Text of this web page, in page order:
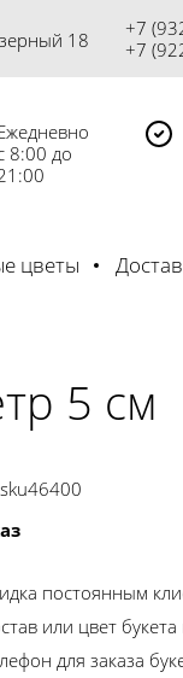
18
+7
+7
8:00 до
цветы
5 см
sku46400
постоянным
или цвет
для заказа